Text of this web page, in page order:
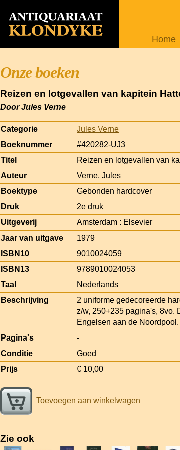
Home
Onze boeken
Reizen en lotgevallen van kapitein
Door Jules Verne
Categorie
Jules Verne
Boeknummer
#420282-UJ3
Titel
Reizen en lotgevallen van
Auteur
Verne, Jules
Boektype
Gebonden hardcover
Druk
2e druk
Uitgeverij
Amsterdam : Elsevier
Jaar van uitgave
1979
ISBN10
9010024059
ISBN13
9789010024053
Taal
Nederlands
Beschrijving
2 uniforme gedecoreerde
z/w, 250+235 pagina's, 8vo.
Engelsen aan de Noordpool.
Pagina's
-
Conditie
Goed
Prijs
€ 10,00
Toevoegen aan winkelwagen
Zie ook